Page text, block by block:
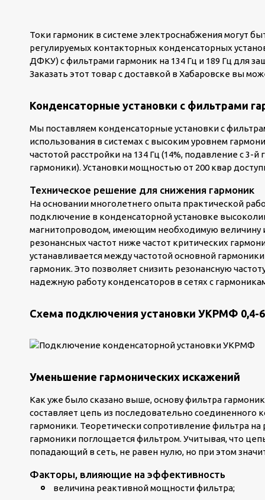
Токи гармоник в системе электроснабжения могут
регулируемых контакторных конденсаторных
ДФКУ) с фильтрами гармоник на 134 Гц и 189 Гц для
Заказать этот товар с доставкой в Хабаровске вы
Конденсаторные установки с фильтрами
Мы поставляем конденсаторные установки с
использования в системах с высоким уровнем
частотой расстройки на 134 Гц (14%, подавление с 3-
гармоники). Установки мощностью от 200 квар
Техническое решение для снижения гармоник
На основании многолетнего опыта практической
подключение в конденсаторной установке
магнитопроводом, имеющим необходимую величину
резонансных частот ниже частот критических
устанавливается между частотой основной
гармоник. Это позволяет снизить резонансную
надежную работу конденсаторов в сетях с
Схема подключения установки УКРМФ 0,4-
Уменьшение гармонических искажений
Как уже было сказано выше, основу фильтра
составляет цепь из последовательно соединенного
гармоники. Теоретически сопротивление фильтра
гармоники поглощается фильтром. Учитывая, что
попадающий в сеть, не равен нулю, но при этом
Факторы, влияющие на эффективность
величина реактивной мощности фильтра;